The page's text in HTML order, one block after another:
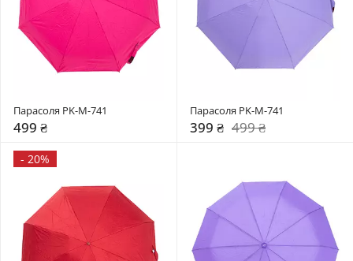
Парасоля PK-M-741
499 ₴
Парасоля PK-M-741
399 ₴ 499 ₴
- 20%